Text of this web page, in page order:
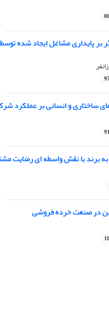
بر پایداری مشاغل ایجاد شده
ساختاری و انسانی بر عملکرد
به برند با نقش واسطه ای رضایت
در صنعت خرده فروشی